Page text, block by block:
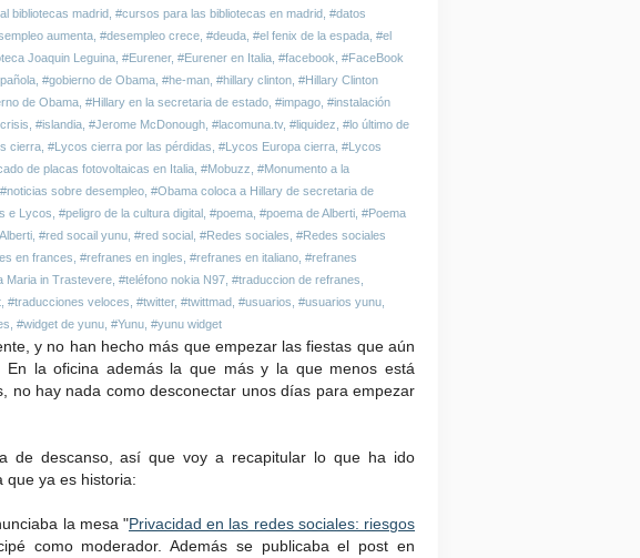
bibliotecas madrid #cursos para las bibliotecas en madrid #datos
aumenta #desempleo crece #deuda #el fenix de la espada #el
Joaquin Leguina #Eurener, #Eurener en Italia #facebook #FaceBook
#gobierno de Obama #he-man #hillary clinton #Hillary Clinton
de Obama #Hillary en la secretaria de estado #impago #instalación
#islandia #Jerome McDonough #lacomuna.tv, #liquidez #lo último de
cierra #Lycos cierra por las pérdidas #Lycos Europa cierra #Lycos
de placas fotovoltaicas en Italia #Mobuzz #Monumento a la
#noticias sobre desempleo #Obama coloca a Hillary de secretaria de
e Lycos #peligro de la cultura digital #poema #poema de Alberti #Poema
#red socail yunu #red social #Redes sociales #Redes sociales
en frances #refranes en ingles #refranes en italiano #refranes
Maria in Trastevere #teléfono nokia N97 #traduccion de refranes
#traducciones veloces #twitter, #twittmad #usuarios #usuarios yunu
#widget de yunu #Yunu #yunu widget
y no han hecho más que empezar las fiestas que aún
la oficina además la que más y la que menos está
no hay nada como desconectar unos días para empezar
de descanso, así que voy a recapitular lo que ha ido
que ya es historia:
la mesa "Privacidad en las redes sociales: riesgos
como moderador. Además se publicaba el post en